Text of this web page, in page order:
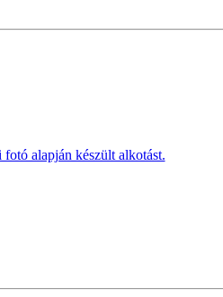
alapján készült alkotást.